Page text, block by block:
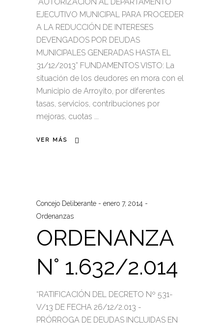
EJECUTIVO MUNICIPAL PARA PROCEDER
A LA REDUCCIÓN DE INTERESES
DEVENGADOS POR DEUDAS
MUNICIPALES GENERADAS HASTA EL
31/12/2013” FUNDAMENTOS VISTO: La
situación de los deudores en mora con el
Municipio de Arroyito, por diferentes
tasas, servicios, contribuciones por
mejoras, cuotas
VER MÁS
Concejo Deliberante
enero 7, 2014
Ordenanzas
ORDENANZA
N° 1.632/2.014
“RATIFICACIÓN DEL DECRETO Nº 531-
V/13 DE FECHA 26/12/2.013 -
PRÓRROGA DE DEUDAS INCLUIDAS EN